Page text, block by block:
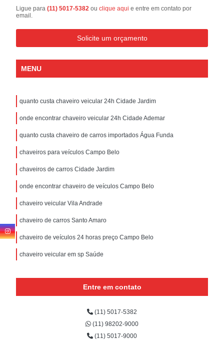
Ligue para(11) 5017-5382ouclique aqui e entre em contato por
email.
Solicite um orçamento
MENU
quanto custa chaveiro veicular 24h Cidade Jardim
onde encontrar chaveiro veicular 24h Cidade Ademar
quanto custa chaveiro de carros importados Água Funda
chaveiros para veículos Campo Belo
chaveiros de carros Cidade Jardim
onde encontrar chaveiro de veículos Campo Belo
chaveiro veicular Vila Andrade
chaveiro de carros Santo Amaro
chaveiro de veículos 24 horas preço Campo Belo
chaveiro veicular em sp Saúde
Entre em contato
(11) 5017-5382
(11) 98202-9000
(11) 5017-9000